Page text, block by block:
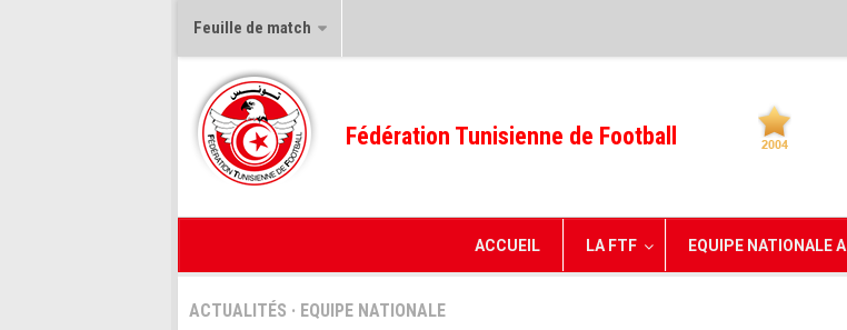
Feuille de match
Fédération Tunisienne de Football
ACCUEIL LA FTF EQUIPE NATIONALE A
ACTUALITÉS · EQUIPE NATIONALE